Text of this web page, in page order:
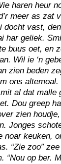
haren heur
meer as zat
vast, den
har geliek.
buus oet, en
Wil ie ‘n
zien beden
ons
al dat malle
Dou greep
zien
Jonges
noar keuken,
“Zie zoo”
“Nou op ber.